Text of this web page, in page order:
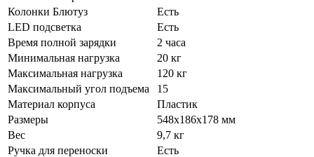
Колонки Блютуз
Есть
LED подсветка
Есть
Время полной зарядки
2 часа
Минимальная нагрузка
20 кг
Максимальная нагрузка
120 кг
Максимальный угол подъема
15
Материал корпуса
Пластик
Размеры
548х186х178 мм
Вес
9,7 кг
Ручка для переноски
Есть